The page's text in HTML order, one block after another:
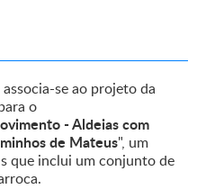
se ao projeto da
o
- Aldeias com
de Mateus", um
que inclui um conjunto de